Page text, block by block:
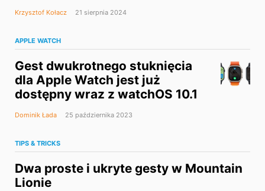
Krzysztof Kołacz 21 sierpnia 2024
APPLE WATCH
Gest dwukrotnego stuknięcia
dla Apple Watch jest już
dostępny wraz z watchOS 10.1
Dominik Łada 25 października 2023
TIPS & TRICKS
Dwa proste i ukryte gesty w Mountain
Lionie